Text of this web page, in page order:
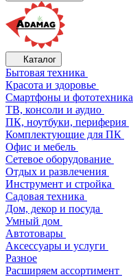
Каталог
Бытовая техника
Красота и здоровье
Смартфоны и фототехника
ТВ, консоли и аудио
ПК, ноутбуки, периферия
Комплектующие для ПК
Офис и мебель
Сетевое оборудование
Отдых и развлечения
Инструмент и стройка
Садовая техника
Дом, декор и посуда
Умный дом
Автотовары
Аксессуары и услуги
Разное
Расширяем ассортимент